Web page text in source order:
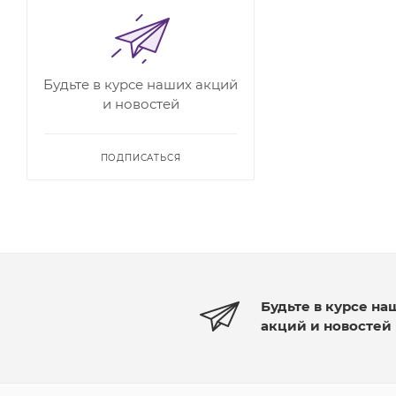
Будьте в курсе наших акций
и новостей
ПОДПИСАТЬСЯ
Будьте в курсе
акций и новостей